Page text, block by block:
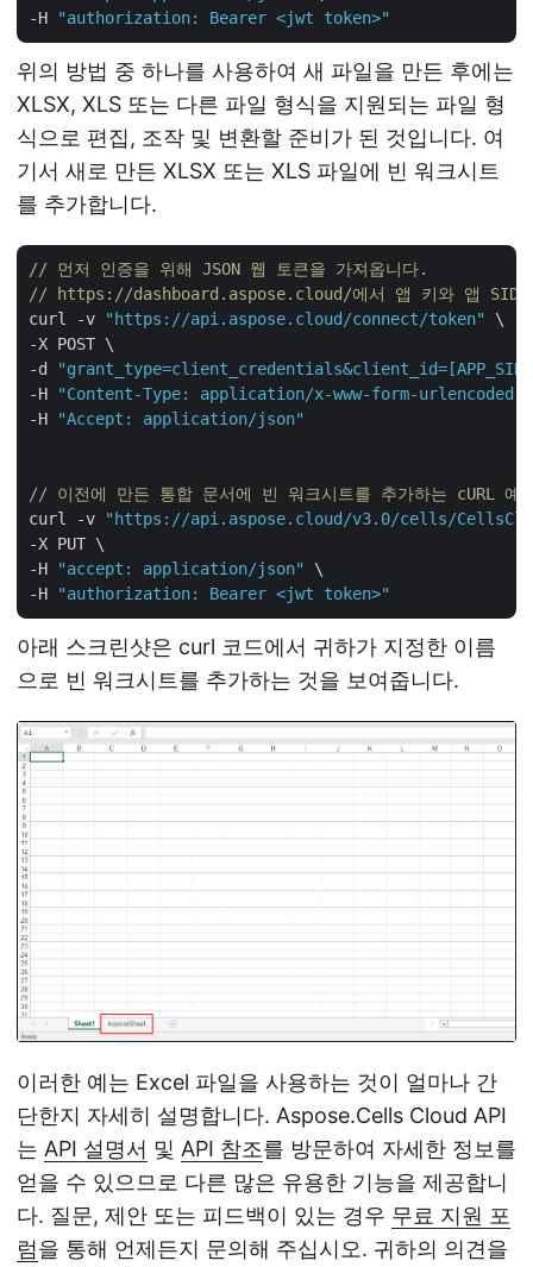
-H
"authorization: Bearer <jwt token>"
위의 방법 중 하나를 사용하여 새 파일을 만든 후에는
XLSX, XLS 또는 다른 파일 형식을 지원되는 파일 형
식으로 편집, 조작 및 변환할 준비가 된 것입니다. 여
기서 새로 만든 XLSX 또는 XLS 파일에 빈 워크시트
를 추가합니다.
// 먼저 인증을 위해 JSON 웹 토큰을 가져옵니다.
// https://dashboard.aspose.cloud/에서 앱 키와 앱 SID를
curl -v
"https://api.aspose.cloud/connect/token"
\
-X POST \
-d
-H
"Content-Type: application/x-www-form-urlencoded"
-H
"Accept: application/json"
// 이전에 만든 통합 문서에 빈 워크시트를 추가하는 cURL 예
curl -v
"https://api.aspose.cloud/v3.0/cells/
-X PUT \
-H
"accept: application/json"
\
-H
"authorization: Bearer <jwt token>"
아래 스크린샷은 curl 코드에서 귀하가 지정한 이름
으로 빈 워크시트를 추가하는 것을 보여줍니다.
이러한 예는 Excel 파일을 사용하는 것이 얼마나 간
단한지 자세히 설명합니다. Aspose.Cells Cloud API
는 API 설명서 및 API 참조를 방문하여 자세한 정보를
얻을 수 있으므로 다른 많은 유용한 기능을 제공합니
다. 질문, 제안 또는 피드백이 있는 경우 무료 지원 포
럼을 통해 언제든지 문의해 주십시오. 귀하의 의견을